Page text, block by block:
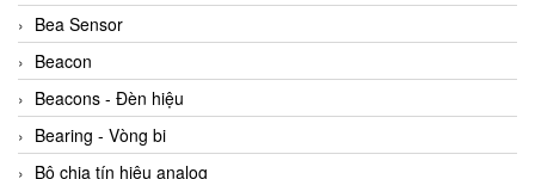
Acey
ACOEM Vietnam
ADCA Vietnam
ADFweb Vietnam
Adler Vietnam
Bea Sensor
Beacon
Beacons - Đèn hiệu
Bearing - Vòng bi
Bộ chia tín hiệu analog